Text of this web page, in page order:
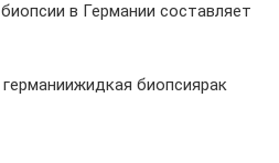
в Германии составляет
биопсиярак